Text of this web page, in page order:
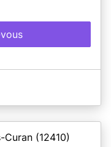
Curan (12410)